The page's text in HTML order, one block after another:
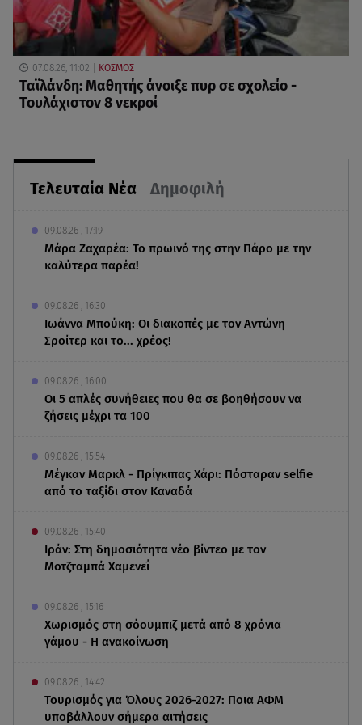
Τελευταία Νέα Δημοφιλή
09.08.26 , 17:19
Μάρα Ζαχαρέα: Το πρωινό της στην Πάρο με την
καλύτερα παρέα!
09.08.26 , 16:30
Ιωάννα Μπούκη: Οι διακοπές με τον Αντώνη
Σροίτερ και το... χρέος!
09.08.26 , 16:00
Οι 5 απλές συνήθειες που θα σε βοηθήσουν να
ζήσεις μέχρι τα 100
09.08.26 , 15:54
Μέγκαν Μαρκλ - Πρίγκιπας Χάρι: Πόσταραν selfie
από το ταξίδι στον Καναδά
09.08.26 , 15:40
Ιράν: Στη δημοσιότητα νέο βίντεο με τον
Μοτζταμπά Χαμενεΐ
09.08.26 , 15:16
Χωρισμός στη σόουμπιζ μετά από 8 χρόνια
γάμου - Η ανακοίνωση
09.08.26 , 14:42
Τουρισμός για Όλους 2026-2027: Ποια ΑΦΜ
υποβάλλουν σήμερα αιτήσεις
07.08.26, 11:02 ΚΟΣΜΟΣ
Ταϊλάνδη: Μαθητής άνοιξε πυρ σε σχολείο -
Τουλάχιστον 8 νεκροί